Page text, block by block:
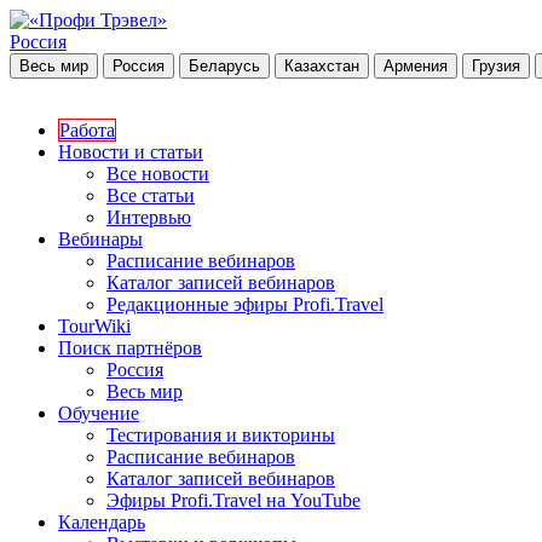
Россия
Весь мир Россия Беларусь Казахстан Армения Грузия
Работа
Новости и статьи
Все новости
Все статьи
Интервью
Вебинары
Расписание вебинаров
Каталог записей вебинаров
Редакционные эфиры Profi.Travel
TourWiki
Поиск партнёров
Россия
Весь мир
Обучение
Тестирования и викторины
Расписание вебинаров
Каталог записей вебинаров
Эфиры Profi.Travel на YouTube
Календарь